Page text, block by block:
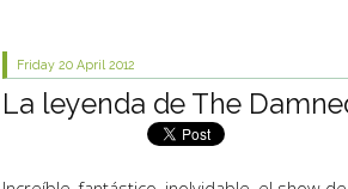
Friday 20 April 2012
La leyenda de The